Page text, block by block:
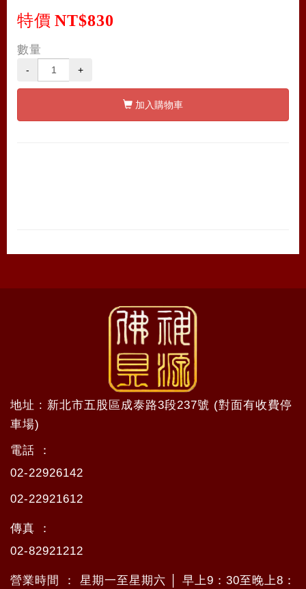
特價 NT$830
數量
- +
加入購物車
地址 : 新北市五股區成泰路3段237號 (對面有收費停
車場)
電話 ：
02-22926142
02-22921612
傳真 ：
02-82921212
營業時間 ： 星期一至星期六 │ 早上9：30至晚上8：